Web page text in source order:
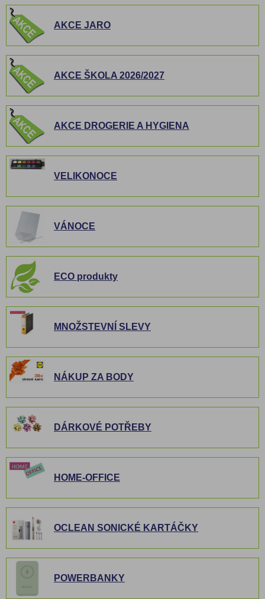
AKCE JARO
AKCE ŠKOLA 2026/2027
AKCE DROGERIE A HYGIENA
VELIKONOCE
VÁNOCE
ECO produkty
MNOŽSTEVNÍ SLEVY
NÁKUP ZA BODY
DÁRKOVÉ POTŘEBY
HOME-OFFICE
OCLEAN SONICKÉ KARTÁČKY
POWERBANKY